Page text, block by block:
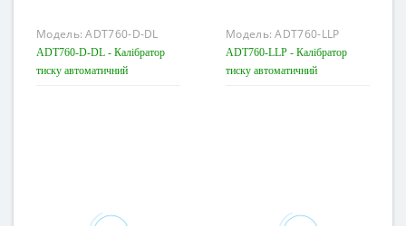
Модель:ADT760-D-DL
ADT760-D-DL - Калібратор
тиску автоматичний
Модель:ADT760-LLP
ADT760-LLP - Калібратор
тиску автоматичний